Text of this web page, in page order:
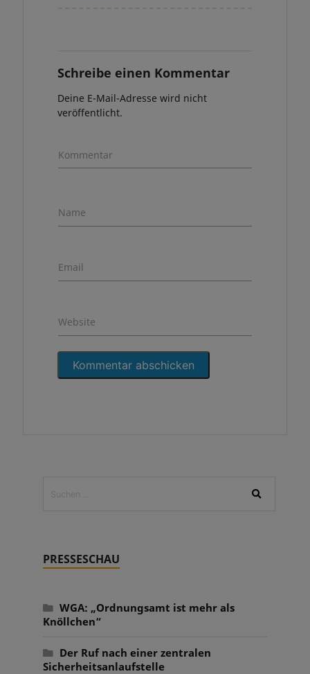
Schreibe einen Kommentar
Deine E-Mail-Adresse wird nicht
veröffentlicht.
Kommentar
Name
Email
Website
PRESSESCHAU
WGA: „Ordnungsamt ist mehr als
Knöllchen“
Der Ruf nach einer zentralen
Sicherheitsanlaufstelle